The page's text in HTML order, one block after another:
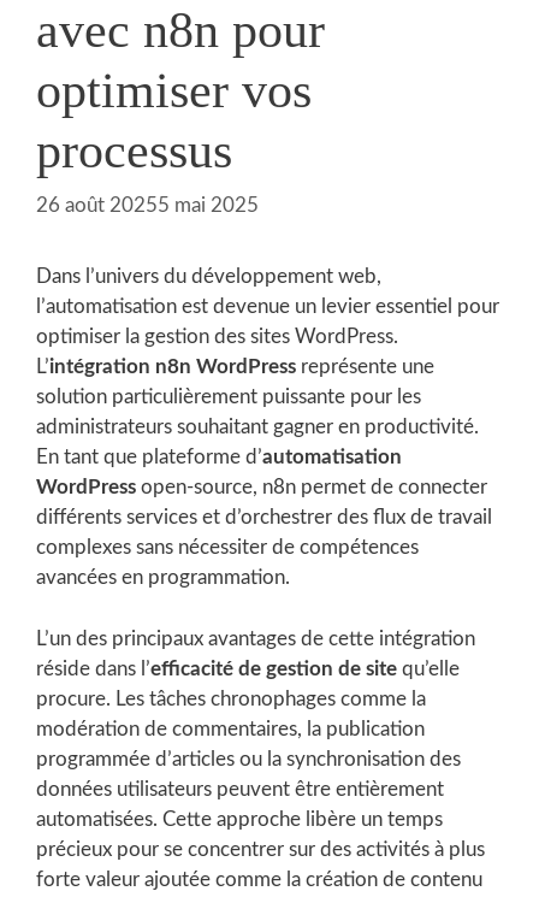
avec n8n pour
optimiser vos
processus
26 août 20255 mai 2025
Dans l’univers du développement web,
l’automatisation est devenue un levier essentiel pour
optimiser la gestion des sites WordPress.
L’intégration n8n WordPress représente une
solution particulièrement puissante pour les
administrateurs souhaitant gagner en productivité.
En tant que plateforme d’automatisation
WordPress open-source, n8n permet de connecter
différents services et d’orchestrer des flux de travail
complexes sans nécessiter de compétences
avancées en programmation.
L’un des principaux avantages de cette intégration
réside dans l’efficacité de gestion de site qu’elle
procure. Les tâches chronophages comme la
modération de commentaires, la publication
programmée d’articles ou la synchronisation des
données utilisateurs peuvent être entièrement
automatisées. Cette approche libère un temps
précieux pour se concentrer sur des activités à plus
forte valeur ajoutée comme la création de contenu